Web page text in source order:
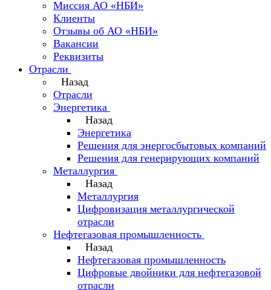
Миссия АО «НБИ»
Клиенты
Отзывы об АО «НБИ»
Вакансии
Реквизиты
Отрасли
Назад
Отрасли
Энергетика
Назад
Энергетика
Решения для энергосбытовых компаний
Решения для генерирующих компаний
Металлургия
Назад
Металлургия
Цифровизация металлургической
отрасли
Нефтегазовая промышленность
Назад
Нефтегазовая промышленность
Цифровые двойники для нефтегазовой
отрасли